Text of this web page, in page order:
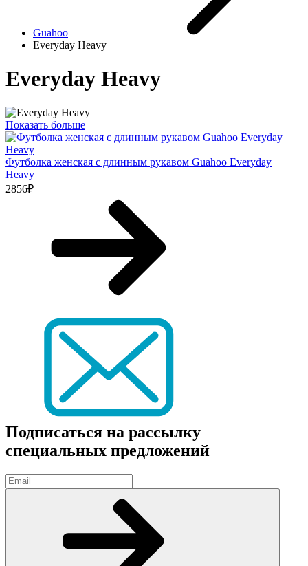
Guahoo
Everyday Heavy
Everyday Heavy
Показать больше
Футболка женская с длинным рукавом Guahoo Everyday
Heavy
2856₽
Подписаться на рассылку
специальных предложений